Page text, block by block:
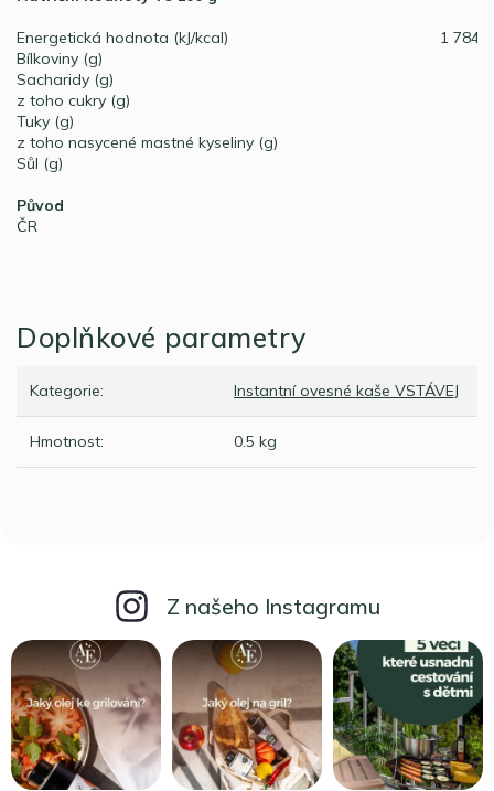
Energetická hodnota (kJ/kcal)
1 784 /
Bílkoviny (g)
Sacharidy (g)
z toho cukry (g)
Tuky (g)
z toho nasycené mastné kyseliny (g)
Sůl (g)
Původ
ČR
Doplňkové parametry
Kategorie: Instantní ovesné kaše VSTÁVEJ
Hmotnost: 0.5 kg
Z našeho Instagramu